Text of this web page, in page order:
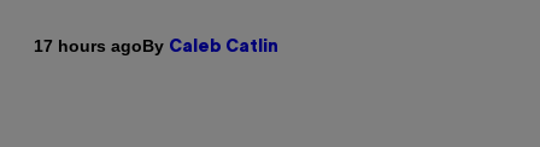
17 hours agoBy Caleb Catlin